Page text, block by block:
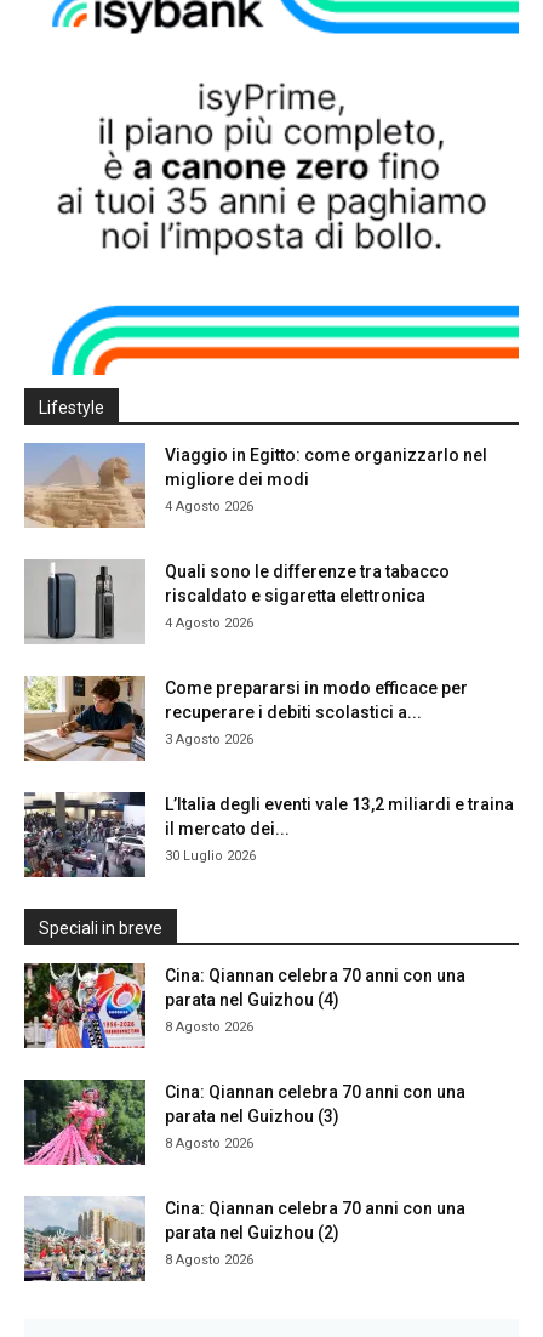
Lifestyle
Viaggio in Egitto: come organizzarlo nel
migliore dei modi
4 Agosto 2026
Quali sono le differenze tra tabacco
riscaldato e sigaretta elettronica
4 Agosto 2026
Come prepararsi in modo efficace per
recuperare i debiti scolastici a...
3 Agosto 2026
L’Italia degli eventi vale 13,2 miliardi e traina
il mercato dei...
30 Luglio 2026
Speciali in breve
Cina: Qiannan celebra 70 anni con una
parata nel Guizhou (4)
8 Agosto 2026
Cina: Qiannan celebra 70 anni con una
parata nel Guizhou (3)
8 Agosto 2026
Cina: Qiannan celebra 70 anni con una
parata nel Guizhou (2)
8 Agosto 2026